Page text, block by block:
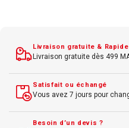
Livraison gratuite & Rapide
Livraison gratuite dès 499
Satisfait ou échangé
Vous avez 7 jours pour
Besoin d’un devis ?